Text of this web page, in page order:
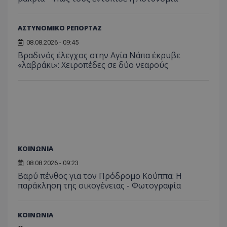
ΑΣΤΥΝΟΜΙΚΟ ΡΕΠΟΡΤΑΖ
08.08.2026 - 09:45
Βραδινός έλεγχος στην Αγία Νάπα έκρυβε
«λαβράκι»: Χειροπέδες σε δύο νεαρούς
ΚΟΙΝΩΝΙΑ
08.08.2026 - 09:23
Βαρύ πένθος για τον Πρόδρομο Κούππα: Η
παράκληση της οικογένειας - Φωτογραφία
ΚΟΙΝΩΝΙΑ
VISITOR_PRIVACY_METADATA
YouTube